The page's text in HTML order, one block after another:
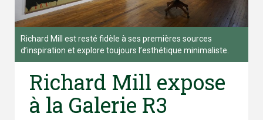
Richard Mill est resté fidèle à ses premières sources
d’inspiration et explore toujours l’esthétique minimaliste.
Richard Mill expose
à la Galerie R3